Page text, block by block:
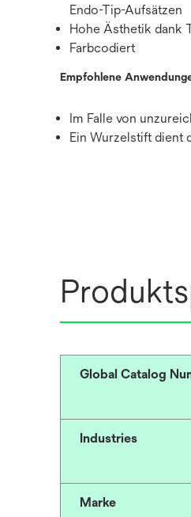
Endo-Tip-Aufsätzen
Hohe Ästhetik dank
Farbcodiert
Empfohlene
Im Falle von
Ein Wurzelstift dient
Global Catalog
Industries
Marke